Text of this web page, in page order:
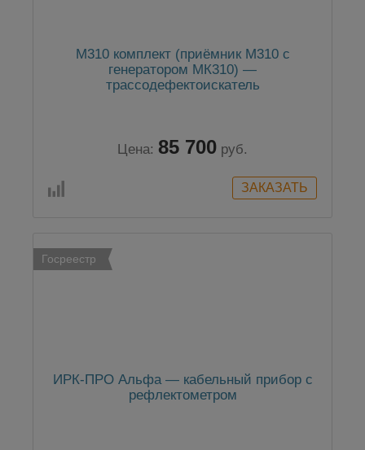
М310 комплект (приёмник М310 с
генератором MК310) —
трассодефектоискатель
Цена: 85 700 руб.
Госреестр
ИРК-ПРО Альфа — кабельный прибор с
рефлектометром